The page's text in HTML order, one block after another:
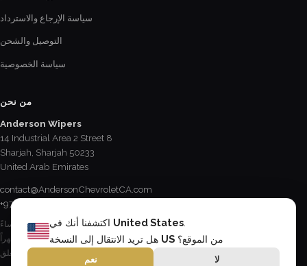
United States
US من الموقع؟
نعم لا
سياسة الإرجاع والاسترداد
التوصيل والشحن
سياسة الخصوصية
من نحن
Anderson Wipers
14 Industrial Area 2 Street 8
Sharjah, Sharjah 50233
United Arab Emirates
contact@AndersonChevroletCA.com
+971 6 534 2178
الإثنين - الجمعة / 8:15 صباحاً - 5 مساءً
السبت / 8:30 صباحاً - 12:30 ظهراً
الأحد & العطل الرسمية / مغلق